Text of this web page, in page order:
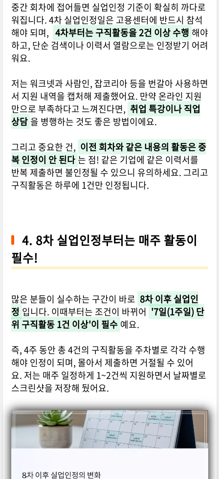
중간 회차에 접어들면 실업인정 기준이 확실히 까다로
워집니다. 4차 실업인정일은 고용센터에 반드시 참석
해야 되며, 4차부터는 구직활동을 2건 이상 수행 해야
하고, 단순 검색이나 이력서 열람으로는 인정받기 어려
워요.
저는 워크넷과 사람인, 잡코리아 등을 번갈아 사용하면
서 지원 내역을 캡처해 제출했어요. 만약 온라인 지원
만으로 부족하다고 느껴진다면, 취업 특강이나 직업
상담 을 병행하는 것도 좋은 방법이에요.
그리고 중요한 건, 이전 회차와 같은 내용의 활동은 중
복 인정이 안 된다 는 점! 같은 기업에 같은 이력서를
반복 제출하면 불인정될 수 있으니 유의하세요. 그리고
구직활동은 하루에 1건만 인정됩니다.
4. 8차 실업인정부터는 매주 활동이
필수!
많은 분들이 실수하는 구간이 바로 8차 이후 실업인
정 입니다. 이때부터는 조건이 바뀌어 '7일(1주일) 단
위 구직활동 1건 이상'이 필수 예요.
즉, 4주 동안 총 4건의 구직활동을 주차별로 각각 수행
해야 인정이 되며, 몰아서 제출하면 거절될 수 있어
요. 저는 매주 일정하게 1~2건씩 지원하면서 날짜별로
스크린샷을 저장해 뒀어요.